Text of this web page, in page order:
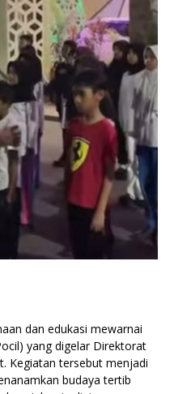
dan edukasi mewarnai
yang digelar Direktorat
Kegiatan tersebut menjadi
budaya tertib